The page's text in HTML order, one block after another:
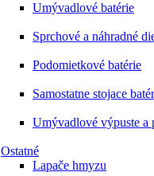
Umývadlové batérie
Sprchové a náhradné
Podomietkové batérie
Samostatne stojace
Umývadlové výpuste a
Ostatné
Lapače hmyzu